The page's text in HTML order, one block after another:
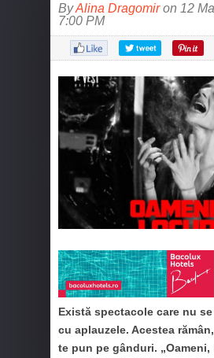
ByAlina Dragomiron 12
7:00 PM
Există spectacole care nu
cu aplauzele. Acestea
te pun pe gânduri.